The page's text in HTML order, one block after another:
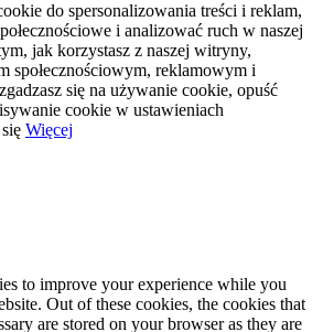
do spersonalizowania treści i reklam,
i analizować ruch w naszej
jak korzystasz z naszej witryny,
społecznościowym, reklamowym i
się na używanie cookie, opuść
cookie w ustawieniach
Więcej
to improve your experience while you
Out of these cookies, the cookies that
are stored on your browser as they are